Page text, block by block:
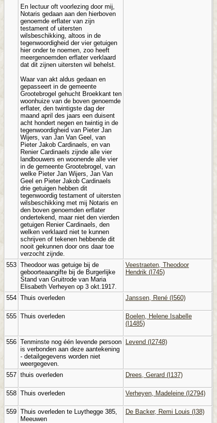
En lectuur oft voorlezing door mij,
Notaris gedaan aan den hierboven
genoemde erflater van zijn
testament of uitersten
wilsbeschikking, altoos in de
tegenwoordigheid der vier getuigen
hier onder te noemen, zoo heeft
meergenoemden erflater verklaard
dat dit zijnen uitersten wil behelst.
Waar van akt aldus gedaan en
gepasseert in de gemeente
Grootebrogel gehucht Broekkant ten
woonhuize van de boven genoemde
erflater, den twintigste dag der
maand april des jaars een duisent
acht hondert negen en twintig in de
tegenwoordigheid van Pieter Jan
Wijers, van Jan Van Geel, van
Pieter Jakob Cardinaels, en van
Renier Cardinaels zijnde alle vier
landbouwers en woonende alle vier
in de gemeente Grootebrogel, van
welke Pieter Jan Wijers, Jan Van
Geel en Pieter Jakob Cardinaels
drie getuigen hebben dit
tegenwoordig testament of uitersten
wilsbeschikking met mij Notaris en
den boven genoemden erflater
ondertekend, maar niet den vierden
getuigen Renier Cardinaels, den
welken verklaard niet te kunnen
schrijven of tekenen hebbende dit
nooit gekunnen door ons daar toe
verzocht zijnde.
553 Theodoor was getuige bij de
geboorteaangifte bij de Burgerlijke
Stand van Gruitrode van Maria
Elisabeth Verheyen op 3 okt.1917.
Veestraeten, Theodoor
Hendrik (I745)
554 Thuis overleden Janssen, René (I560)
555 Thuis overleden
Boelen, Helene Isabelle
(I1485)
556 Tenminste nog één levende persoon
is verbonden aan deze aantekening
- detailgegevens worden niet
weergegeven.
Levend (I2748)
557 thuis overleden Drees, Gerard (I137)
558 Thuis overleden Verheyen, Madeleine (I2794)
559 Thuis overleden te Luythegge 385,
Meeuwen
De Backer, Remi Louis (I38)